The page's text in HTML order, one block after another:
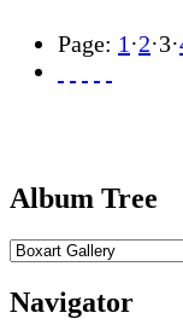
Page: 1 ·2·3·
Album Tree
Navigator